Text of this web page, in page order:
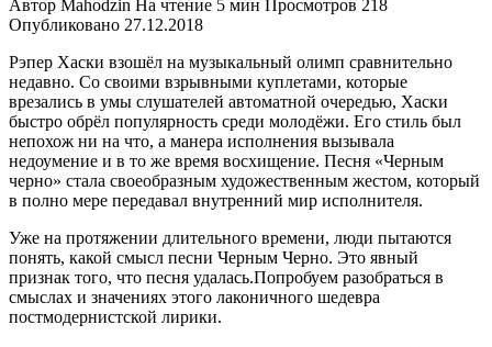
Автор Mahodzin На чтение 5 мин Просмотров 218
Опубликовано 27.12.2018
Рэпер Хаски взошёл на музыкальный олимп сравнительно
недавно. Со своими взрывными куплетами, которые
врезались в умы слушателей автоматной очередью, Хаски
быстро обрёл популярность среди молодёжи. Его стиль был
непохож ни на что, а манера исполнения вызывала
недоумение и в то же время восхищение. Песня «Черным
черно» стала своеобразным художественным жестом, который
в полно мере передавал внутренний мир исполнителя.
Уже на протяжении длительного времени, люди пытаются
понять, какой смысл песни Черным Черно. Это явный
признак того, что песня удалась.Попробуем разобраться в
смыслах и значениях этого лаконичного шедевра
постмодернистской лирики.